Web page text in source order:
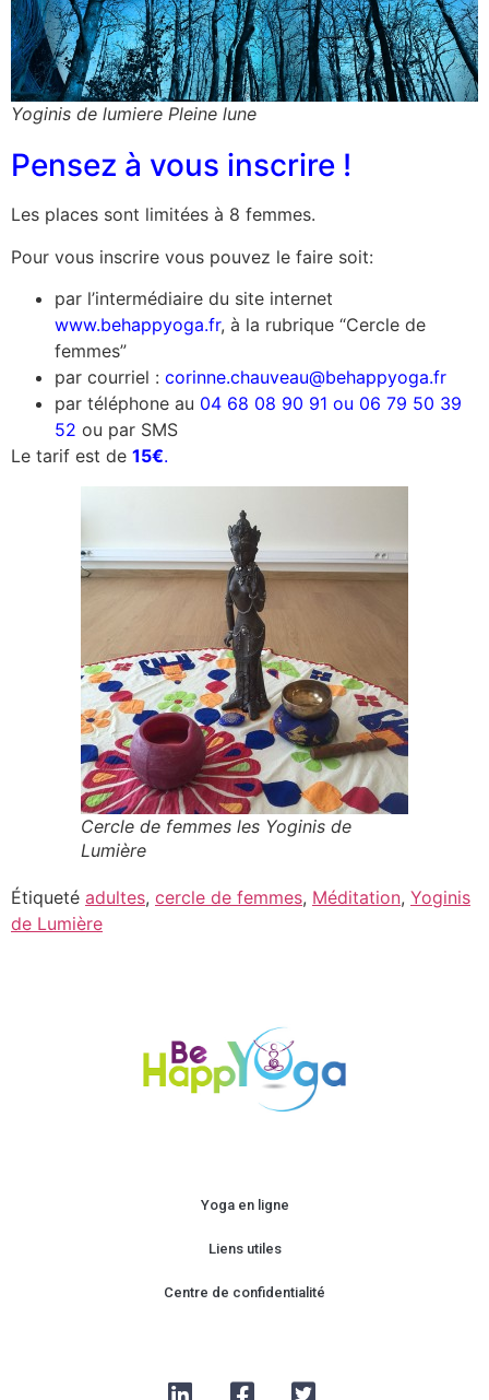
Yoginis de lumiere Pleine lune
Pensez à vous inscrire !
Les places sont limitées à 8 femmes.
Pour vous inscrire vous pouvez le faire soit:
par l’intermédiaire du site internet
www.behappyoga.fr, à la rubrique “Cercle de
femmes”
par courriel : corinne.chauveau@behappyoga.fr
par téléphone au 04 68 08 90 91 ou 06 79 50 39
52 ou par SMS
Le tarif est de 15€.
Cercle de femmes les Yoginis de
Lumière
Étiqueté adultes, cercle de femmes, Méditation, Yoginis
de Lumière
Yoga en ligne
Liens utiles
Centre de confidentialité